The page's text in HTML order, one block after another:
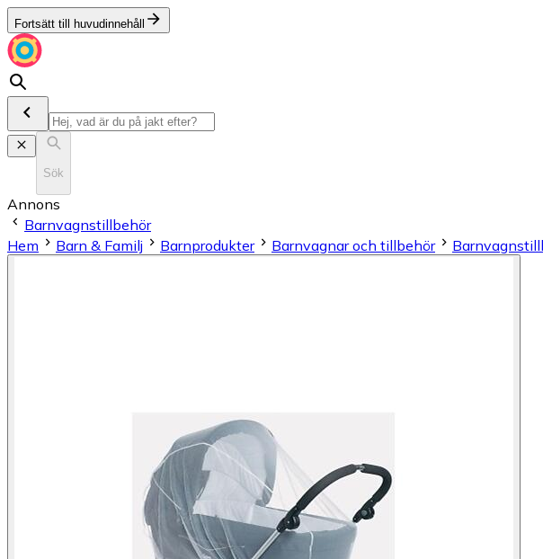
Fortsätt till huvudinnehåll
Sök
Annons
Barnvagnstillbehör
Hem
Barn & Familj Barnprodukter Barnvagnar och tillbehör